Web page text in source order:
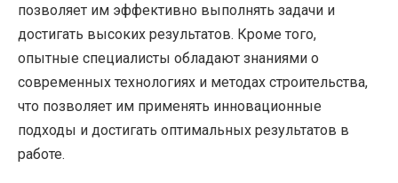
позволяет им эффективно выполнять задачи и
достигать высоких результатов. Кроме того,
опытные специалисты обладают знаниями о
современных технологиях и методах строительства,
что позволяет им применять инновационные
подходы и достигать оптимальных результатов в
работе.